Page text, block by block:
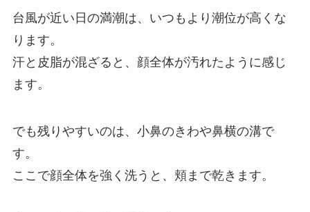
台風が近い日の満潮は、いつもより潮位が高くな
ります。
汗と皮脂が混ざると、顔全体が汚れたように感じ
ます。
でも残りやすいのは、小鼻のきわや鼻横の溝で
す。
ここで顔全体を強く洗うと、頬まで乾きます。